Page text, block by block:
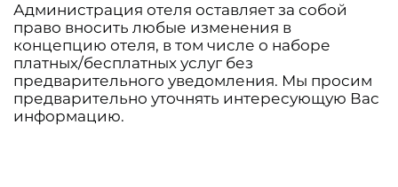
Администрация отеля оставляет за собой
право вносить любые изменения в
концепцию отеля, в том числе о наборе
платных/бесплатных услуг без
предварительного уведомления. Мы просим
предварительно уточнять интересующую Вас
информацию.